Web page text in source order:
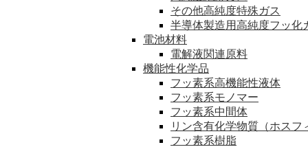
その他高純度特殊ガス
半導体製造用高純度フッ化
電池材料
電解液関連原料
機能性化学品
フッ素系高機能性液体
フッ素系モノマー
フッ素系中間体
リン含有化学物質（ホスフ
フッ素系樹脂